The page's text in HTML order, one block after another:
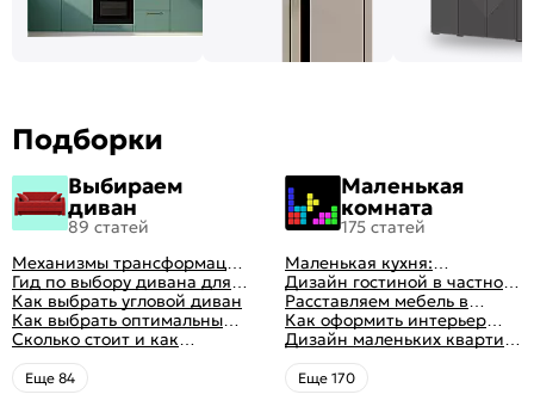
Подборки
Выбираем
диван
89 статей
Механизмы трансформации
диванов: все виды,
особенности, плюсы и
минусы
Гид по выбору дивана для
сна
Как выбрать угловой диван
Как выбрать оптимальный
цвет стен в гостиной: 50
фото и идей оформления
Сколько стоит и как
перетянуть диван
Eще 84
Маленькая
комната
175 статей
Маленькая кухня:
планировка, стили, цвет и
рисунок, реальные фото
Дизайн гостиной в частном
доме: 50 вариантов с фото
Расставляем мебель в
гостиной: главные правила
рациональной планировки
Как оформить интерьер
однокомнатной квартиры:
47 классных идей с фото
Дизайн маленьких квартир:
10 идей для дизайна
интерьера с фото
Eще 170